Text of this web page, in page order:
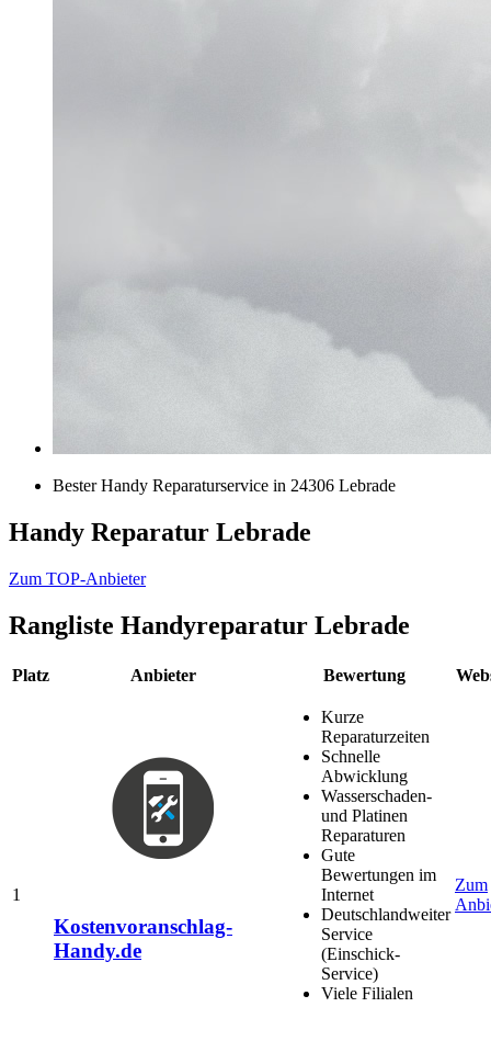
Bester Handy Reparaturservice in 24306 Lebrade
Handy Reparatur Lebrade
Zum TOP-Anbieter
Rangliste Handyreparatur Lebrade
Platz Anbieter Bewertung
1
Kostenvoranschlag-
Handy.de
Kurze
Reparaturzeiten
Schnelle
Abwicklung
Wasserschaden-
und Platinen
Reparaturen
Gute
Bewertungen im
Internet
Deutschlandweiter
Service
(Einschick-
Service)
Viele Filialen
Zum